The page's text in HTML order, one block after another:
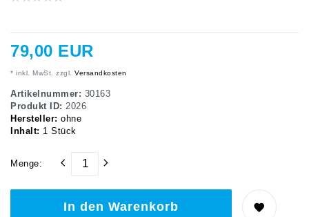
79,00 EUR
* inkl. MwSt. zzgl. Versandkosten
Artikelnummer: 30163
Produkt ID: 2026
Hersteller: ohne
Inhalt: 1 Stück
Menge:
In den Warenkorb